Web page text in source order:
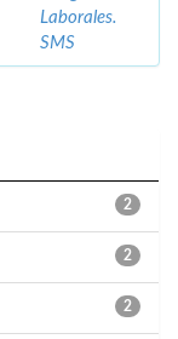
Laborales.
SMS
2
2
2